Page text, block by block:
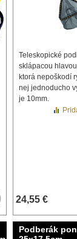
Teleskopické
sklápacou
ktorá nepoškodí
nej jednoducho
je 10mm.
24,55 €
Podberák